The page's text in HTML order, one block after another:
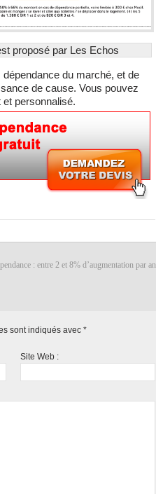
proposé par Les Echos
du marché, et de
de cause. Vous pouvez
et personnalisé.
: entre 2 et 8% d’augmentation par an
sont indiqués avec *
Site Web :